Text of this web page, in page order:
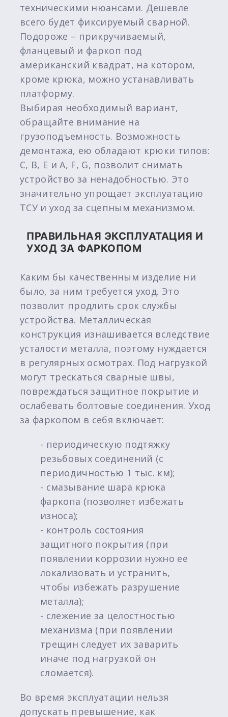
техническими нюансами. Дешевле
всего будет фиксируемый сварной.
Подороже – прикручиваемый,
фланцевый и фаркоп под
американский квадрат, на котором,
кроме крюка, можно устанавливать
платформу.
Выбирая необходимый вариант,
обращайте внимание на
грузоподъемность. Возможность
демонтажа, ею обладают крюки типов:
C, B, E и A, F, G, позволит снимать
устройство за ненадобностью. Это
значительно упрощает эксплуатацию
ТСУ и уход за сцепным механизмом.
ПРАВИЛЬНАЯ ЭКСПЛУАТАЦИЯ И
УХОД ЗА ФАРКОПОМ
Каким бы качественным изделие ни
было, за ним требуется уход. Это
позволит продлить срок службы
устройства. Металлическая
конструкция изнашивается вследствие
усталости металла, поэтому нуждается
в регулярных осмотрах. Под нагрузкой
могут трескаться сварные швы,
повреждаться защитное покрытие и
ослабевать болтовые соединения. Уход
за фаркопом в себя включает:
- периодическую подтяжку
резьбовых соединений (с
периодичностью 1 тыс. км);
- смазывание шара крюка
фаркопа (позволяет избежать
износа);
- контроль состояния
защитного покрытия (при
появлении коррозии нужно ее
локализовать и устранить,
чтобы избежать разрушение
металла);
- слежение за целостностью
механизма (при появлении
трещин следует их заварить
иначе под нагрузкой он
сломается).
Во время эксплуатации нельзя
допускать превышение, как